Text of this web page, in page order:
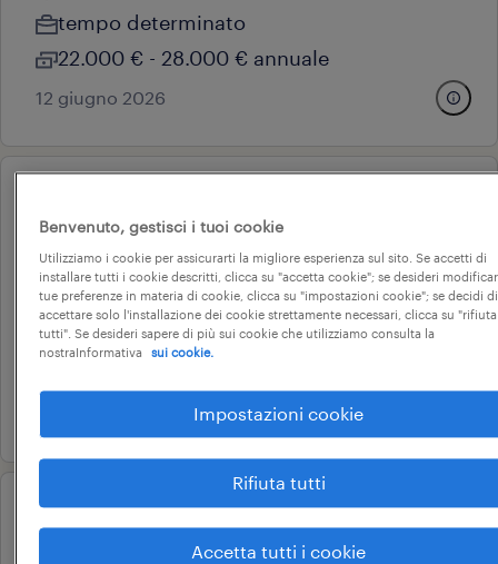
tempo determinato
22.000 € - 28.000 € annuale
12 giugno 2026
da studente al lavoro post-
diploma: incontra gli hr
faenza, emilia-romagna
tempo determinato
scuolabus autista
Benvenuto, gestisci i tuoi cookie
Utilizziamo i cookie per assicurarti la migliore esperienza sul sito. Se accetti di
installare tutti i cookie descritti, clicca su "accetta cookie"; se desideri
tue preferenze in materia di cookie, clicca su "impostazioni cookie"; se decidi di
accettare solo l'installazione dei cookie strettamente necessari, clicca su "rifiuta
tutti". Se desideri sapere di più sui cookie che utilizziamo consulta la
nostraInformativa
sui cookie.
Impostazioni cookie
Rifiuta tutti
Accetta tutti i cookie